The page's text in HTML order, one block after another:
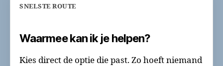
SNELSTE ROUTE
Waarmee kan ik je helpen?
Kies direct de optie die past. Zo hoeft niemand